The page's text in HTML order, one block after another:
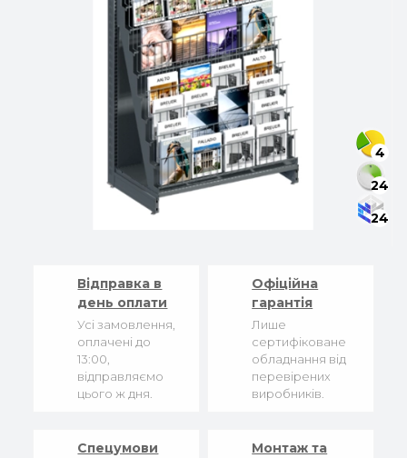
4
24
24
Відправка в
день оплати
Усі замовлення,
оплачені до
13:00,
відправляємо
цього ж дня.
Офіційна
гарантія
Лише
сертифіковане
обладнання від
перевірених
виробників.
Спецумови
Монтаж та